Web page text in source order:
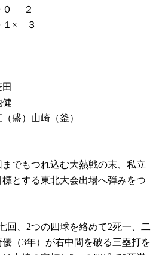
０ ２
１× ３
健
盛）山崎（釜）
でもつれ込む大熱戦の末、私立
とする東北大会出場へ弾みをつ
、2つの四球を絡めて2死一、二
（3年）が右中間を破る三塁打を